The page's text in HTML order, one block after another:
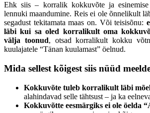
Ehk siis – korralik kokkuvõte ja
lennuki maandumine. Reis ei ole õnnelikult
segadust tekitamata maas on. Või teisisõnu:
läbi kui sa oled korralikult oma
välja toonud, otsad korralikult kokku
kuulajatele “Tänan kuulamast” öelnud.
Mida sellest kõigest siis nüüd
Kokkuvõte tuleb korralikult läbi
alahindavad selle tähtsust – ja ka
Kokkuvõtte eesmärgiks ei ole öelda